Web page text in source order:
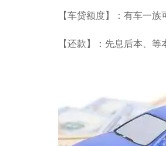
【车贷额度】：有车一族
【还款】：先息后本、等